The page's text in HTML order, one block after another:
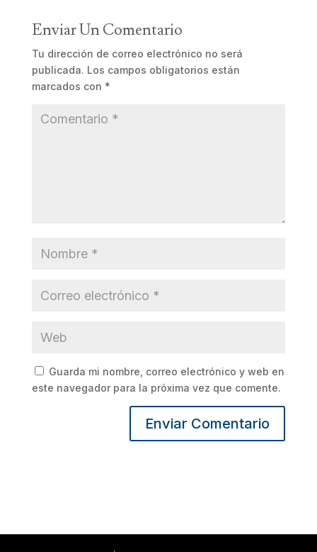
Enviar Un Comentario
Tu dirección de correo electrónico no será
publicada. Los campos obligatorios están
marcados con *
Guarda mi nombre, correo electrónico y web en
este navegador para la próxima vez que comente.